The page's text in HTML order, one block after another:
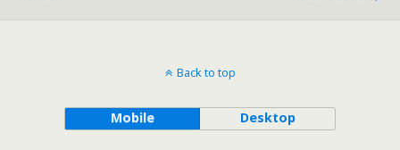
Back to top
Mobile Desktop